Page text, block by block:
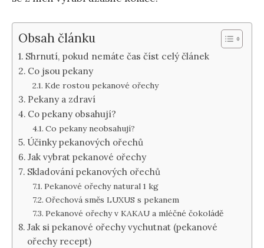
Obsah článku
Shrnutí, pokud nemáte čas číst celý článek
Co jsou pekany
Kde rostou pekanové ořechy
Pekany a zdraví
Co pekany obsahují?
Co pekany neobsahují?
Účinky pekanových ořechů
Jak vybrat pekanové ořechy
Skladování pekanových ořechů
Pekanové ořechy natural 1 kg
Ořechová směs LUXUS s pekanem
Pekanové ořechy v KAKAU a mléčné čokoládě
Jak si pekanové ořechy vychutnat (pekanové
ořechy recept)